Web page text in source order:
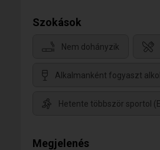
Szokások
Nem dohányzik
Alkalmanként fogyaszt
Hetente többször sportol
Megjelenés